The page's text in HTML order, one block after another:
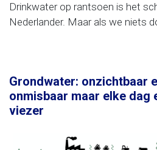
Drinkwater op rantsoen is het
Nederlander. Maar als we niets
Grondwater: onzichtbaar
onmisbaar maar elke dag
viezer